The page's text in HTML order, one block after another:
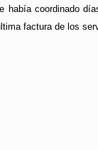
coordinado
factura de los